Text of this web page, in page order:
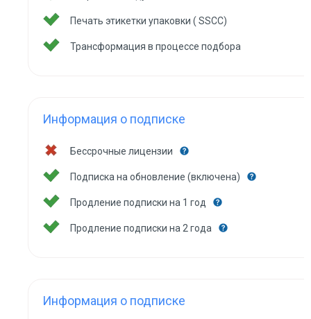
Печать этикетки упаковки ( SSCC)
Трансформация в процессе подбора
Информация о подписке
Бессрочные лицензии
Подписка на обновление (включена)
Продление подписки на 1 год
Продление подписки на 2 года
Информация о подписке